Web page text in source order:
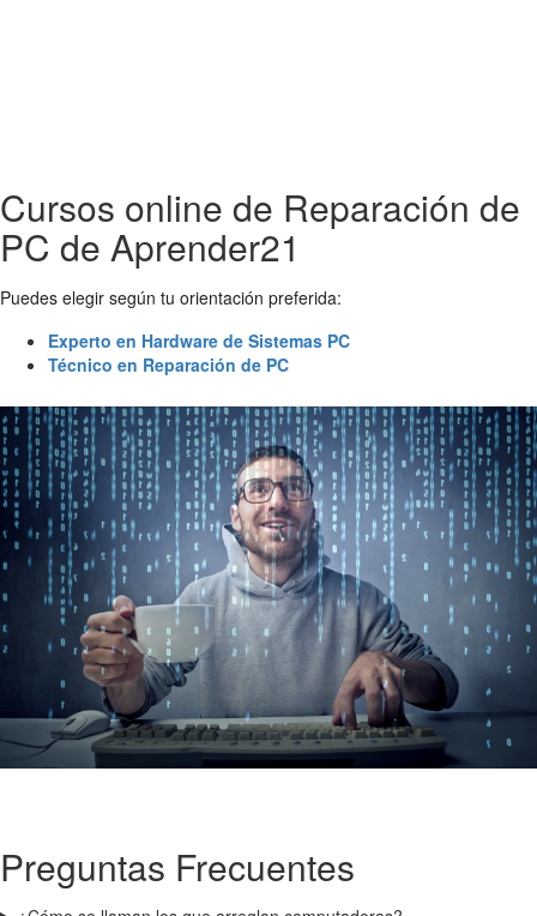
Cursos online de Reparación de
PC de Aprender21
Puedes elegir según tu orientación preferida:
Experto en Hardware de Sistemas PC
Técnico en Reparación de PC
Preguntas Frecuentes